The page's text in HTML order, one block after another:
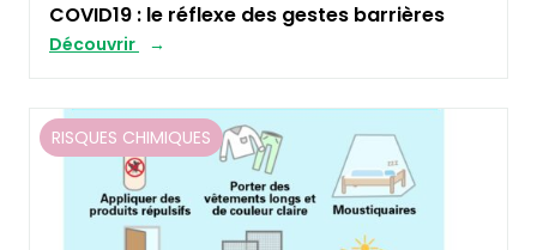
COVID19 : le réflexe des gestes barrières
Découvrir
RISQUES CHIMIQUES